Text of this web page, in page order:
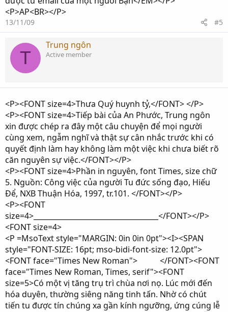
<P>AP<BR></P>
13/11/09 #5
T
Trung ngôn
Active member
<P><FONT size=4>Thưa Quý huynh tỷ,</FONT> </P>
<P><FONT size=4>Tiếp bài của An Phước, Trung ngôn
xin được chép ra đây một câu chuyện để mọi người
cùng xem, ngẫm nghĩ và thật sự cân nhắc trước khi có
quyết định làm hay không làm một việc khi chưa biết rõ
căn nguyên sự việc.</FONT></P>
<P><FONT size=4>Phần in nguyên, font Times, size chữ
5. Nguồn: Công việc của người Tu đức sống đạo, Hiếu
Để, NXB Thuận Hóa, 1997, tr.101. </FONT></P>
<P><FONT
size=4>___________________________________</FONT></P>
<FONT size=4>
<P =MsoText style="MARGIN: 0in 0in 0pt"><I><SPAN
style="FONT-SIZE: 16pt; mso-bidi-font-size: 12.0pt">
<FONT face="Times New Roman"> </FONT><FONT
face="Times New Roman, Times, serif"><FONT
size=5>Có một vị tăng trụ trì chùa nơi nọ. Lúc mới đến
hóa duyên, thường siêng năng tinh tấn. Nhờ có chút
tiến tu được tín chúng xa gần kính ngưỡng, ứng cúng lễ